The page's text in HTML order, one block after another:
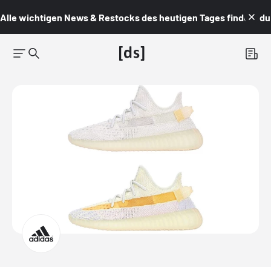
Alle wichtigen News & Restocks des heutigen Tages findest du